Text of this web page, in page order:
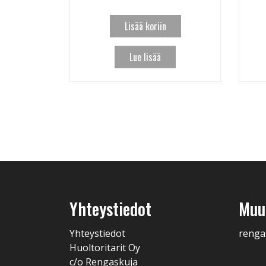
Lisää koriin
Lue lisää
Yhteystiedot
Yhteystiedot
Huoltoritarit Oy
c/o Rengaskuja